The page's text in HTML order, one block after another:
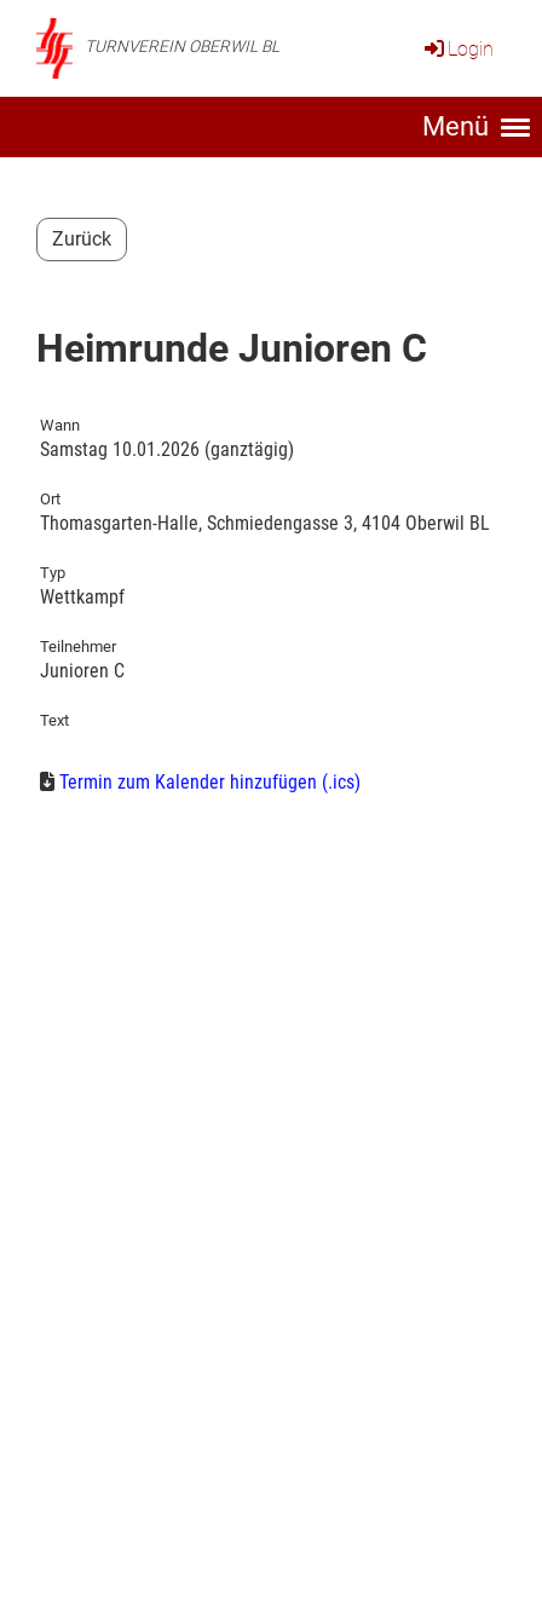
TURNVEREIN OBERWIL BL Login
Menü
Zurück
Heimrunde Junioren C
Wann
Samstag 10.01.2026 (ganztägig)
Ort
Thomasgarten-Halle, Schmiedengasse 3, 4104 Oberwil BL
Typ
Wettkampf
Teilnehmer
Junioren C
Text
Termin zum Kalender hinzufügen (.ics)